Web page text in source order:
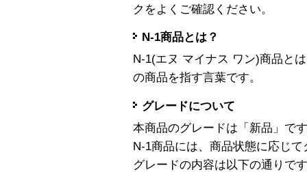
クをよくご確認ください。
N-1商品とは？
N-1(エヌ マイナス ワン)商品と
の商品を指す言葉です。
グレードについて
本商品のグレードは「新品」です
N-1商品には、商品状態に応じ
グレードの内容は以下の通りで